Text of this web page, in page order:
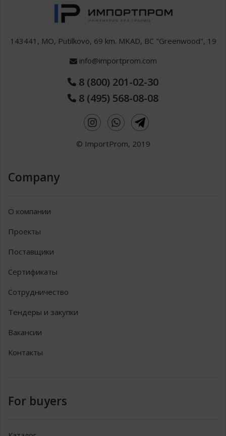
143441, MO, Putilkovo, 69 km. MKAD, BC "Greenwood", 19
info@importprom.com
8 (800) 201-02-30
8 (495) 568-08-08
© ImportProm, 2019
Company
О компании
Проекты
Поставщики
Сертификаты
Сотрудничество
Тендеры и закупки
Вакансии
Контакты
For buyers